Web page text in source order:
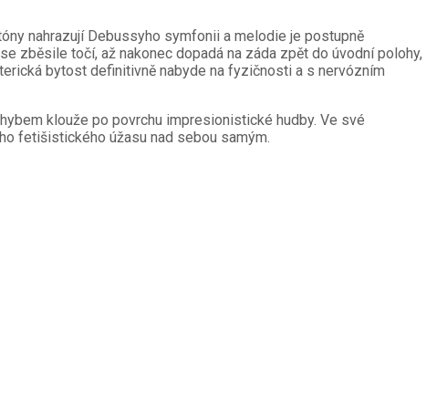
nahrazují Debussyho symfonii a melodie je postupně
zběsile točí, až nakonec dopadá na záda zpět do úvodní polohy,
bytost definitivně nabyde na fyzičnosti a s nervózním
klouže po povrchu impresionistické hudby. Ve své
fetišistického úžasu nad sebou samým.